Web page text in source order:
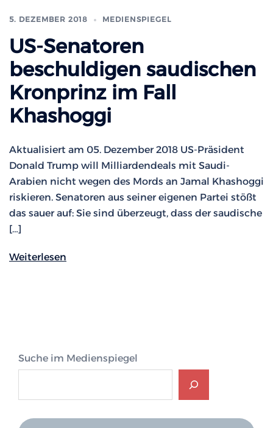
5. DEZEMBER 2018 MEDIENSPIEGEL
US-Senatoren
beschuldigen saudischen
Kronprinz im Fall
Khashoggi
Aktualisiert am 05. Dezember 2018 US-Präsident
Donald Trump will Milliardendeals mit Saudi-
Arabien nicht wegen des Mords an Jamal Khashoggi
riskieren. Senatoren aus seiner eigenen Partei stößt
das sauer auf: Sie sind überzeugt, dass der saudische
[…]
Weiterlesen
Suche im Medienspiegel